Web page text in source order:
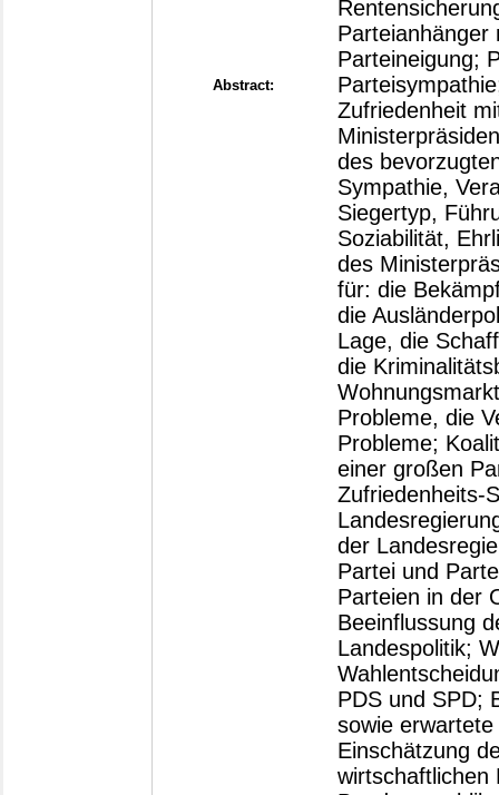
Abstract:
Parteianhänger
Parteineigung;
Zufriedenheit
des
Sympathie,
Siegertyp,
Soziabilität,
des
für: die
die
Lage, die
die
Probleme, die
Probleme;
einer großen
Zufriedenheits-
der
Partei und
Parteien in der
Beeinflussung
Landespolitik;
PDS und SPD;
sowie
Einschätzung
wirtschaftlichen